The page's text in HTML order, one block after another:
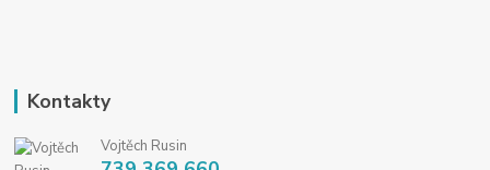
Kontakty
Vojtěch Rusin